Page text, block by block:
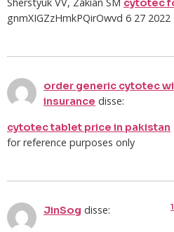
cytotec
gnmXIGZzHmkPQirOwvd 6 27 2022
order generic cytotec
insurance disse:
cytotec tablet price in pakistan
for reference purposes only
JinSog disse: